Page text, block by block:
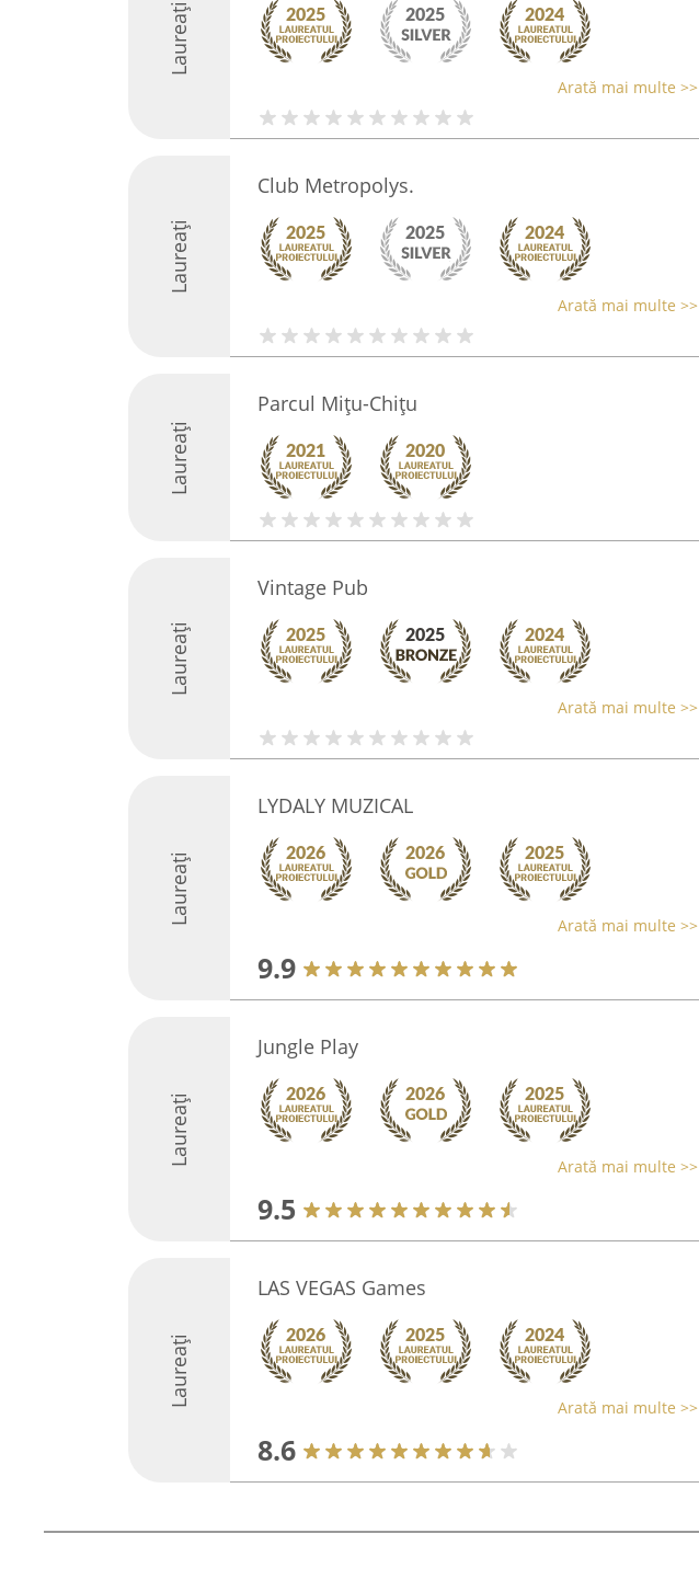
Laureați
Arată mai multe >>
Laureați
Club Metropolys.
Arată mai multe >>
Laureați
Parcul Mițu-Chițu
Laureați
Vintage Pub
Arată mai multe >>
Laureați
LYDALY MUZICAL
Arată mai multe >>
9.9
Laureați
Jungle Play
Arată mai multe >>
9.5
Laureați
LAS VEGAS Games
Arată mai multe >>
8.6